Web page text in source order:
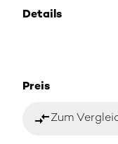
Details
Preis
compare_arrowsZum